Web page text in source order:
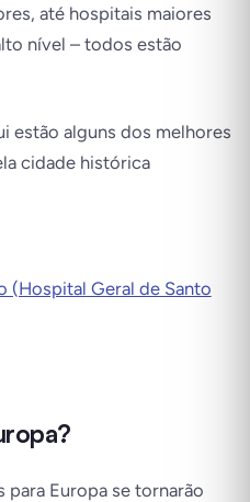
até hospitais maiores
nível – todos estão
estão alguns dos melhores
cidade histórica
(Hospital Geral de Santo
para Europa se tornarão